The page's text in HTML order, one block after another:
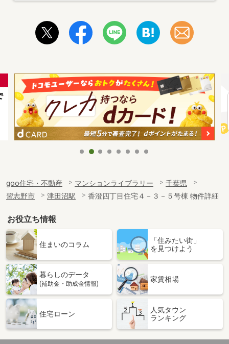
goo住宅・不動産 マンションライブラリー
千葉県
習志野市
津田沼駅 香澄四丁目住宅４－３－５号棟 物件詳細
お役立ち情報
住まいのコラム
「住みたい街」
を見つけよう
暮らしのデータ
(補助金・助成金情報)
家賃相場
住宅ローン
人気タウン
ランキング